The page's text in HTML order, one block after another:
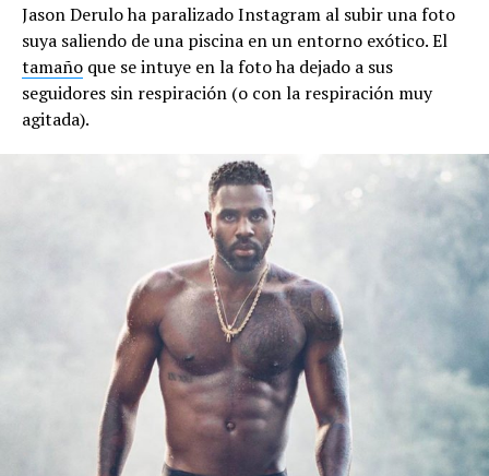
Jason Derulo ha paralizado Instagram al subir una foto
suya saliendo de una piscina en un entorno exótico. El
tamaño que se intuye en la foto ha dejado a sus
seguidores sin respiración (o con la respiración muy
agitada).